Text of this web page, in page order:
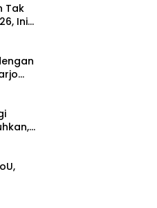
Tak
Ini